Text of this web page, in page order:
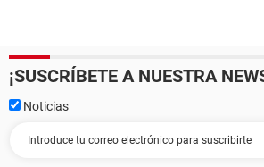
¡SUSCRÍBETE A NUESTRA
Noticias